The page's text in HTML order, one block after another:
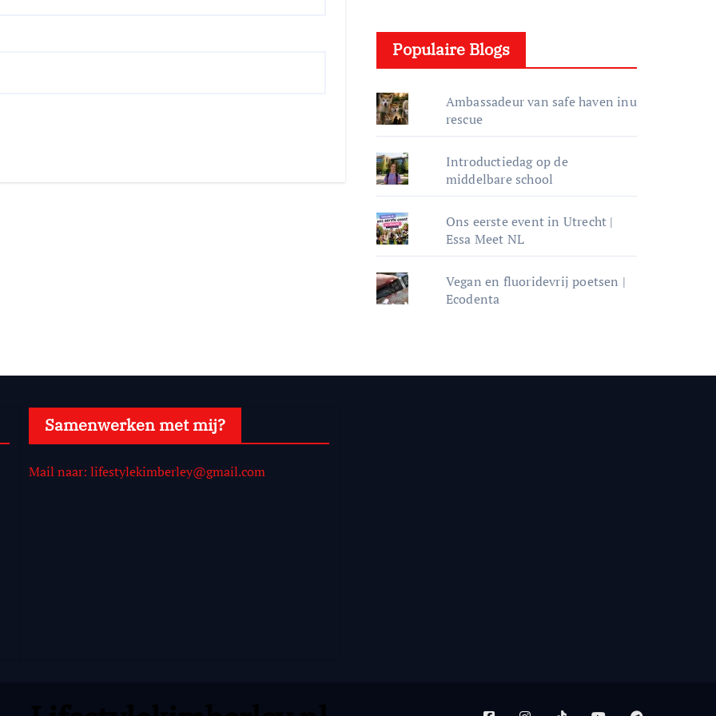
l
Populaire Blogs
Ambassadeur van safe haven inu
rescue
Introductiedag op de
middelbare school
Ons eerste event in Utrecht |
Essa Meet NL
Vegan en fluoridevrij poetsen |
Ecodenta
Samenwerken met mij?
Mail naar: lifestylekimberley@gmail.com